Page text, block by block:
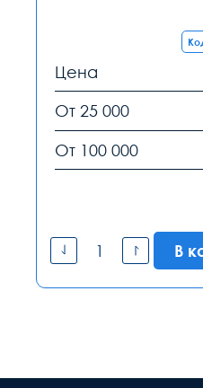
Цена
От 25 000
От 100 000
В